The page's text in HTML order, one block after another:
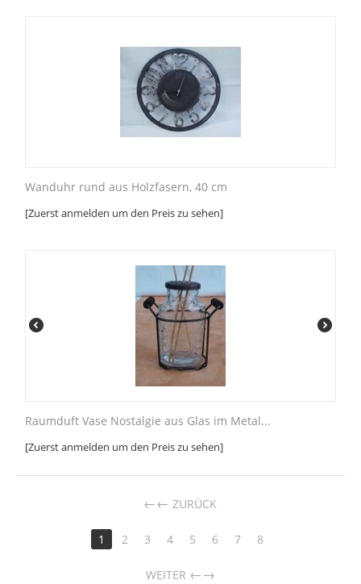
Wanduhr rund aus Holzfasern, 40 cm
[Zuerst anmelden um den Preis zu sehen]
Raumduft Vase Nostalgie aus Glas im Metal...
[Zuerst anmelden um den Preis zu sehen]
← ZURÜCK
1 2 3 4 5 6 7 8
WEITER →